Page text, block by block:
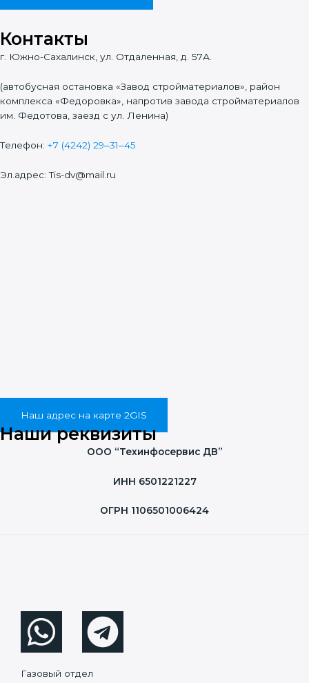
Контакты
г. Южно-Сахалинск, ул. Отдаленная, д. 57А.
(автобусная остановка «Завод стройматериалов», район
комплекса «Федоровка», напротив завода стройматериалов
им. Федотова, заезд с ул. Ленина)
Телефон: +7 (4242) 29‒31‒45
Эл.адрес: Tis-dv@mail.ru
Наш адрес на карте 2GIS
Наши реквизиты
ООО “Техинфосервис ДВ”
ИНН 6501221227
ОГРН 1106501006424
Газовый отдел